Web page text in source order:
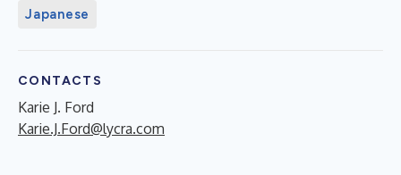
Japanese
CONTACTS
Karie J. Ford
Karie.J.Ford@lycra.com